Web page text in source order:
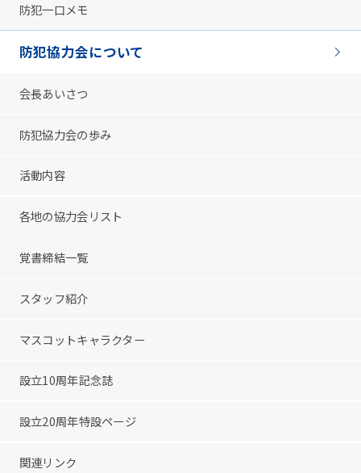
防犯一口メモ
防犯協力会について
会長あいさつ
防犯協力会の歩み
活動内容
各地の協力会リスト
覚書締結一覧
スタッフ紹介
マスコットキャラクター
設立10周年記念誌
設立20周年特設ページ
関連リンク